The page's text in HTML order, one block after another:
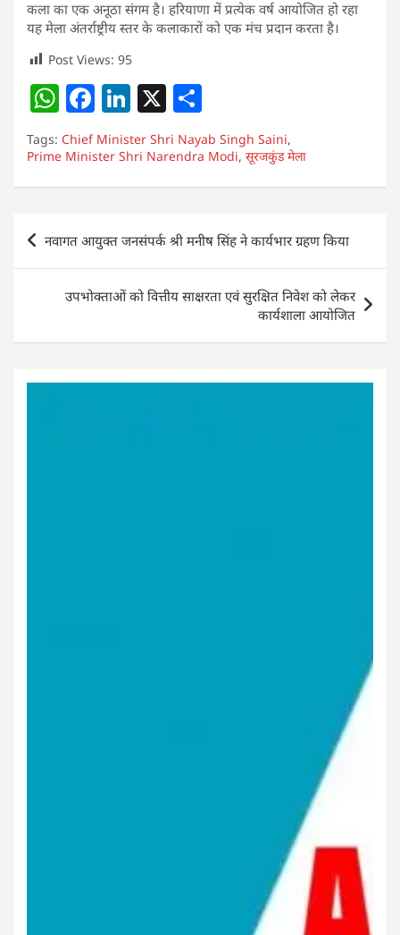
कला का एक अनूठा संगम है। हरियाणा में प्रत्येक वर्ष आयोजित हो रहा
यह मेला अंतर्राष्ट्रीय स्तर के कलाकारों को एक मंच प्रदान करता है।
Post Views: 95
W
h
at
s
p
p
F
a
c
e
o
o
k
Li
n
k
e
n
X
h
ar
e
Tags: Chief Minister Shri Nayab Singh Saini,
Prime Minister Shri Narendra Modi, सूरजकुंड मेला
Post
navigation
नवागत आयुक्त जनसंपर्क श्री मनीष सिंह ने कार्यभार ग्रहण किया
उपभोक्ताओं को वित्तीय साक्षरता एवं सुरक्षित निवेश को लेकर
कार्यशाला आयोजित